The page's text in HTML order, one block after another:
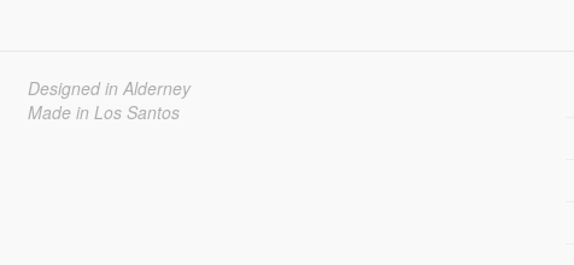
Designed in Alderney
Made in Los Santos